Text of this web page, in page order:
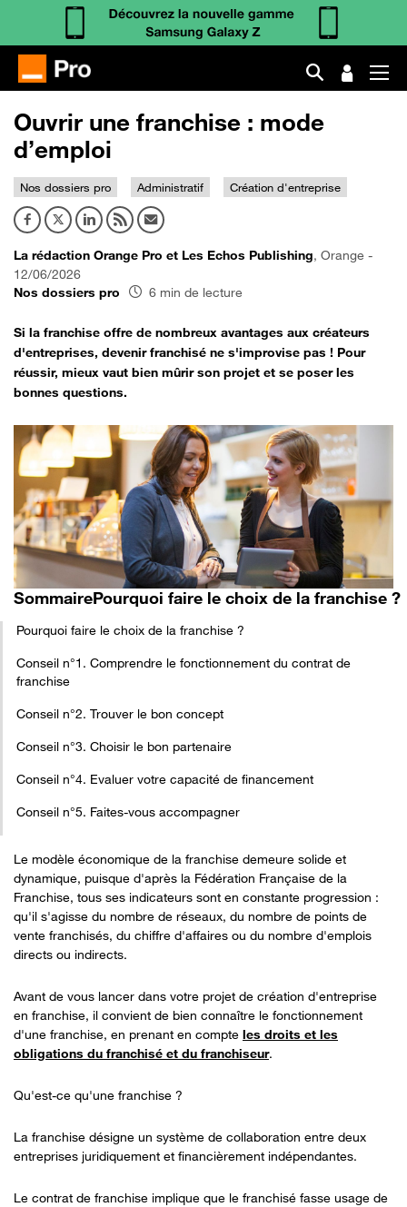
Ouvrir une franchise : mode
d’emploi
Nos dossiers pro Administratif Création d'entreprise
La rédaction Orange Pro et Les Echos Publishing, Orange -
12/06/2026
Nos dossiers pro
6 min de lecture
Si la franchise offre de nombreux avantages aux créateurs
d'entreprises, devenir franchisé ne s'improvise pas ! Pour
réussir, mieux vaut bien mûrir son projet et se poser les
bonnes questions.
SommairePourquoi faire le choix de la franchise ?
Pourquoi faire le choix de la franchise ?
Conseil n°1. Comprendre le fonctionnement du contrat de
franchise
Conseil n°2. Trouver le bon concept
Conseil n°3. Choisir le bon partenaire
Conseil n°4. Evaluer votre capacité de financement
Conseil n°5. Faites-vous accompagner
Le modèle économique de la franchise demeure solide et
dynamique, puisque d'après la Fédération Française de la
Franchise, tous ses indicateurs sont en constante progression :
qu'il s'agisse du nombre de réseaux, du nombre de points de
vente franchisés, du chiffre d'affaires ou du nombre d'emplois
directs ou indirects.
Avant de vous lancer dans votre projet de création d'entreprise
en franchise, il convient de bien connaître le fonctionnement
d'une franchise, en prenant en compte les droits et les
obligations du franchisé et du franchiseur.
Qu'est-ce qu'une franchise ?
La franchise désigne un système de collaboration entre deux
entreprises juridiquement et financièrement indépendantes.
Le contrat de franchise implique que le franchisé fasse usage de